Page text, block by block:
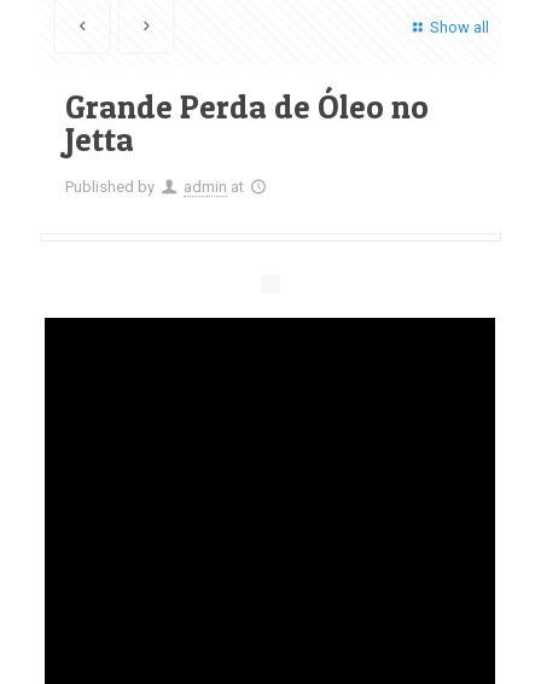
Show all
Grande Perda de Óleo no
Jetta
Published by admin at